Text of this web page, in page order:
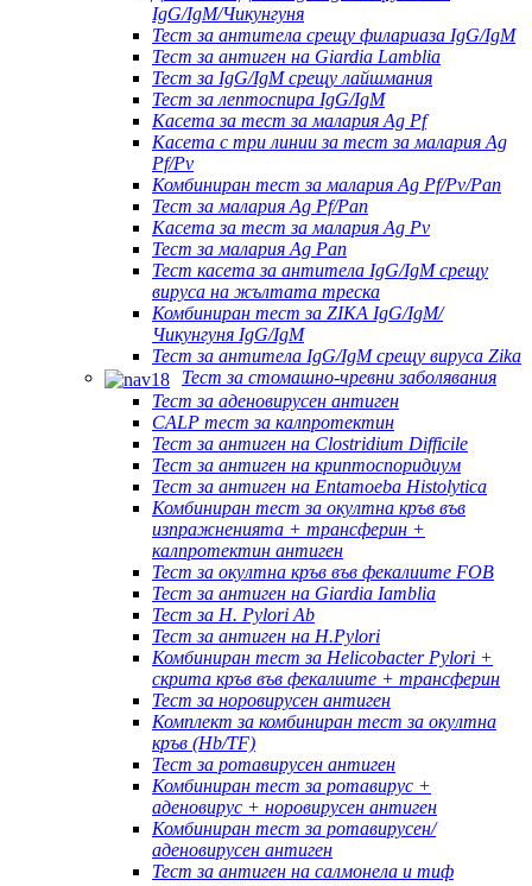
IgG/IgM/Чикунгуня
Тест за антитела срещу филариаза IgG/IgM
Тест за антиген на Giardia Lamblia
Тест за IgG/IgM срещу лайшмания
Тест за лептоспира IgG/IgM
Касета за тест за малария Ag Pf
Касета с три линии за тест за малария Ag
Pf/Pv
Комбиниран тест за малария Ag Pf/Pv/Pan
Тест за малария Ag Pf/Pan
Касета за тест за малария Ag Pv
Тест за малария Ag Pan
Тест касета за антитела IgG/IgM срещу
вируса на жълтата треска
Комбиниран тест за ZIKA IgG/IgM/
Чикунгуня IgG/IgM
Тест за антитела IgG/IgM срещу вируса Zika
Тест за стомашно-чревни заболявания
Тест за аденовирусен антиген
CALP тест за калпротектин
Тест за антиген на Clostridium Difficile
Тест за антиген на криптоспоридиум
Тест за антиген на Entamoeba Histolytica
Комбиниран тест за окултна кръв във
изпражненията + трансферин +
калпротектин антиген
Тест за окултна кръв във фекалиите FOB
Тест за антиген на Giardia Iamblia
Тест за H. Pylori Ab
Тест за антиген на H.Pylori
Комбиниран тест за Helicobacter Pylori +
скрита кръв във фекалиите + трансферин
Тест за норовирусен антиген
Комплект за комбиниран тест за окултна
кръв (Hb/TF)
Тест за ротавирусен антиген
Комбиниран тест за ротавирус +
аденовирус + норовирусен антиген
Комбиниран тест за ротавирусен/
аденовирусен антиген
Тест за антиген на салмонела и тиф